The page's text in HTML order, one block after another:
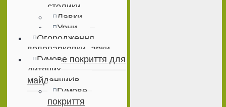
столики
Лавки
Урни
Огородження,
велопарковки, арки
Гумове покриття для
дитячих
майданчиків
Гумове
покриття